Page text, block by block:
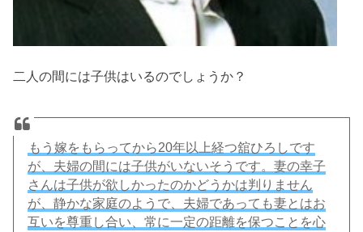
二人の間には子供はいるのでしょうか？
もう嫁をもらってから20年以上経つ舘ひろしです
が、夫婦の間には子供がいないそうです。妻の幸子
さんは子供が欲しかったのかどうかは判りません
が、静かな家庭のようで、夫婦であっても妻とはお
互いを尊重し合い、常に一定の距離を保つことを心